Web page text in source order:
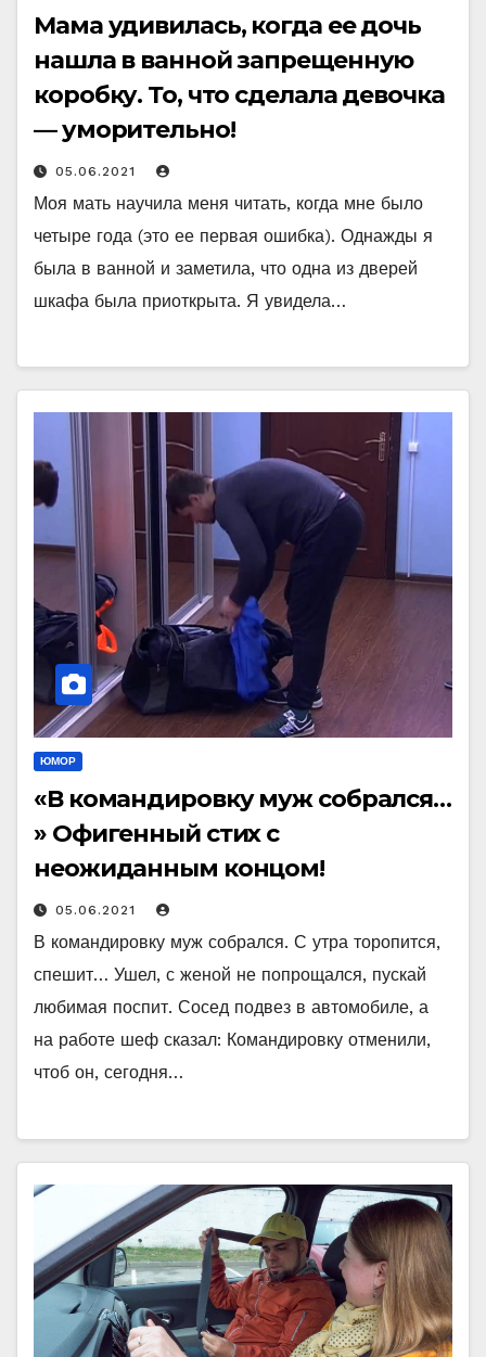
Мама удивилась, когда ее дочь
нашла в ванной запрещенную
коробку. То, что сделала девочка
— уморительно!
05.06.2021
Моя мать научила меня читать, когда мне было
четыре года (это ее первая ошибка). Однажды я
была в ванной и заметила, что одна из дверей
шкафа была приоткрыта. Я увидела…
ЮМОР
«В командировку муж собрался…
» Офигенный стих с
неожиданным концом!
05.06.2021
В командировку муж собрался. С утра торопится,
спешит… Ушел, с женой не попрощался, пускай
любимая поспит. Сосед подвез в автомобиле, а
на работе шеф сказал: Командировку отменили,
чтоб он, сегодня…